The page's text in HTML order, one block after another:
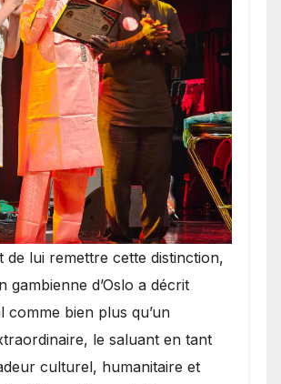
de lui remettre cette distinction,
gambienne d’Oslo a décrit
comme bien plus qu’un
le saluant en tant
culturel, humanitaire et